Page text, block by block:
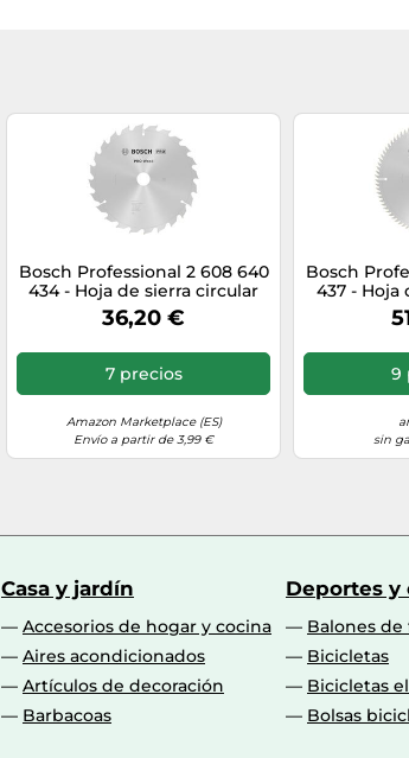
Bosch Professional 2 608 640
434 - Hoja de sierra circular
Optiline Wood - 254 x 30 x 2,0
mm, 24 (pack de 1)
36,20 €
7 precios
Amazon Marketplace (ES)
Envío a partir de 3,99 €
Bosch
437 - Hoja
Optiline
9
sin
Casa y jardín
Accesorios de hogar y cocina
Aires acondicionados
Artículos de decoración
Barbacoas
Deportes y
Balones
Bicicletas
Bicicletas
Bolsas